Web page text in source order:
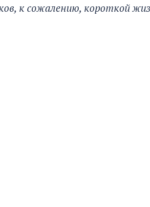
к сожалению, короткой